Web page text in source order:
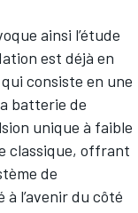
ainsi l’étude
est déjà en
consiste en une
batterie de
unique à faible
classique, offrant
de
l’avenir du côté